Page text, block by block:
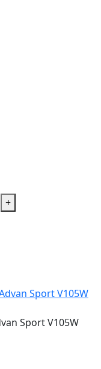
+
Sport V105W